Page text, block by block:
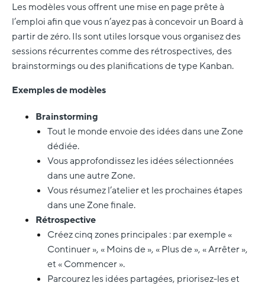
Les modèles vous offrent une mise en page prête à
l’emploi afin que vous n’ayez pas à concevoir un Board à
partir de zéro. Ils sont utiles lorsque vous organisez des
sessions récurrentes comme des rétrospectives, des
brainstormings ou des planifications de type Kanban.
Exemples de modèles
Brainstorming
Tout le monde envoie des idées dans une Zone
dédiée.
Vous approfondissez les idées sélectionnées
dans une autre Zone.
Vous résumez l’atelier et les prochaines étapes
dans une Zone finale.
Rétrospective
Créez cinq zones principales : par exemple «
Continuer », « Moins de », « Plus de », « Arrêter »,
et « Commencer ».
Parcourez les idées partagées, priorisez-les et